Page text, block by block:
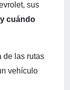
sus
cuándo
de las rutas
vehículo